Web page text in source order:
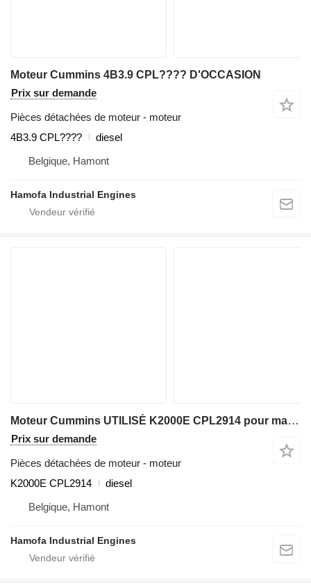
Moteur Cummins 4B3.9 CPL???? D'OCCASION
Prix sur demande
Pièces détachées de moteur - moteur
4B3.9 CPL????
diesel
Belgique, Hamont
Hamofa Industrial Engines
Moteur Cummins UTILISÉ K2000E CPL2914 pour matériel de TP
Prix sur demande
Pièces détachées de moteur - moteur
K2000E CPL2914
diesel
Belgique, Hamont
Hamofa Industrial Engines